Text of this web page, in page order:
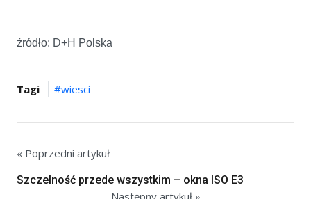
źródło: D+H Polska
Tagi wiesci
« Poprzedni artykuł
Szczelność przede wszystkim – okna ISO E3
Następny artykuł »